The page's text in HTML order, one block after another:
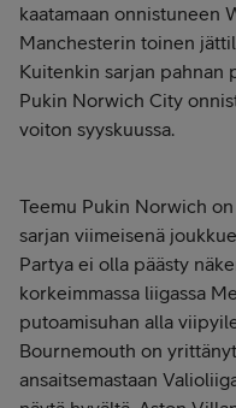
kaatamaan onnistuneen
Manchesterin toinen
Kuitenkin sarjan pahnan
Pukin Norwich City
voiton syyskuussa.
Teemu Pukin Norwich
sarjan viimeisenä
Partya ei olla päästy
korkeimmassa liigassa
putoamisuhan alla
Bournemouth on
ansaitsemastaan